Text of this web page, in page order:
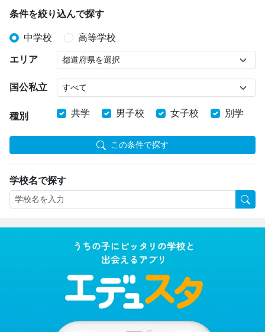
条件を絞り込んで探す
中学校 高等学校
エリア
国公私立
種別 共学 男子校 女子校 別学
この条件で探す
学校名で探す